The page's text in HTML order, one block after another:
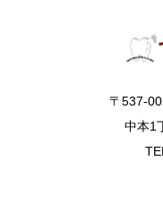
〒537-
中本1